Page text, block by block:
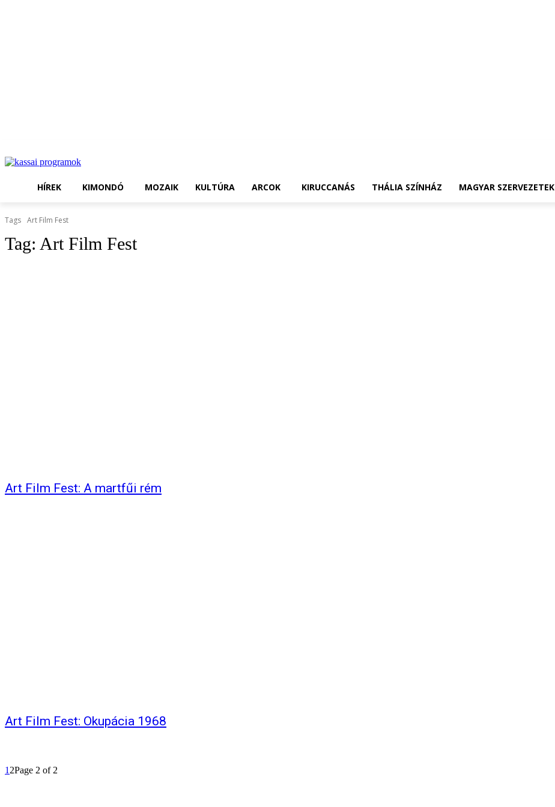
HÍREK KIMONDÓ MOZAIK KULTÚRA ARCOK KIRUCCANÁS THÁLIA SZÍNHÁZ MAGYAR SZERVEZETEK
Tags Art Film Fest
Tag: Art Film Fest
Art Film Fest: A martfűi rém
Art Film Fest: Okupácia 1968
1 2Page 2 of 2